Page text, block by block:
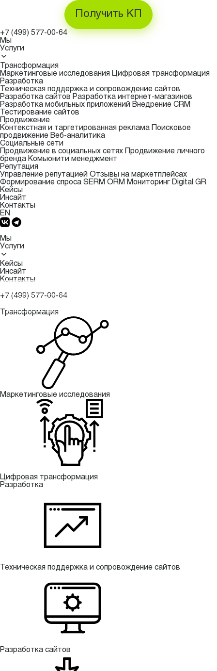
Получить КП
+7 (499) 577-00-64
Мы
Услуги
Трансформация
Маркетинговые исследования Цифровая трансформация
Разработка
Техническая поддержка и сопровождение сайтов
Разработка сайтов Разработка интернет-магазинов
Разработка мобильных приложений Внедрение CRM
Тестирование сайтов
Продвижение
Контекстная и таргетированная реклама
Поисковое
продвижение Веб-аналитика
Социальные сети
Продвижение в социальных сетях
Продвижение личного
бренда Комьюнити менеджмент
Репутация
Управление репутацией Отзывы на маркетплейсах
Формирование спроса SERM ORM Мониторинг Digital GR
Кейсы
Инсайт
Контакты
EN
Мы
Услуги
Кейсы
Инсайт
Контакты
+7 (499) 577-00-64
Трансформация
Маркетинговые исследования
Цифровая трансформация
Разработка
Техническая поддержка и сопровождение сайтов
Разработка сайтов